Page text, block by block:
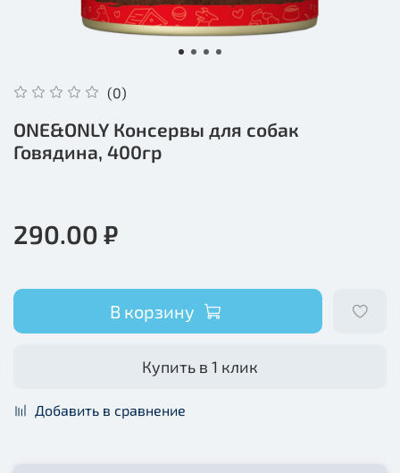
(0)
ONE&ONLY Консервы для собак
Говядина, 400гр
290.00 ₽
В корзину
Купить в 1 клик
Добавить в сравнение